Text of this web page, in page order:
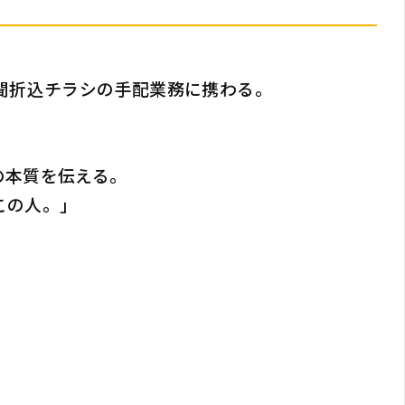
込チラシの手配業務に携わる。
質を伝える。
人。」